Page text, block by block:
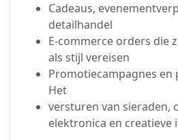
Cadeaus,
detailhandel
E-commerce orders die
als stijl vereisen
Promotiecampagnes
Het
versturen van sieraden,
elektronica en creatieve